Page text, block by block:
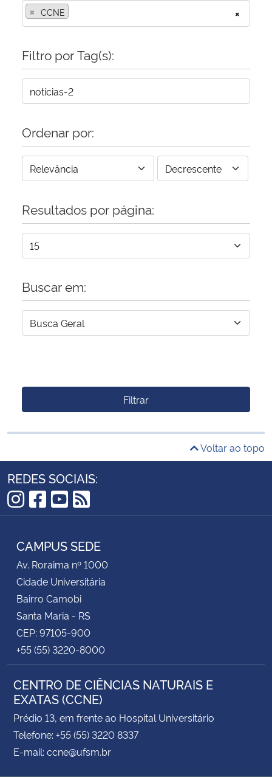
×
× CCNE
Filtro por Tag(s):
Ordenar por:
Resultados por página:
Buscar em:
Filtrar
Voltar ao topo
REDES SOCIAIS:
Instagram
Facebook
YouTube
RSS
CAMPUS SEDE
Av. Roraima nº 1000
Cidade Universitária
Bairro Camobi
Santa Maria - RS
CEP: 97105-900
+55 (55) 3220-8000
CENTRO DE CIÊNCIAS NATURAIS E
EXATAS (CCNE)
Prédio 13, em frente ao Hospital Universitário
Telefone: +55 (55) 3220 8337
E-mail: ccne@ufsm.br